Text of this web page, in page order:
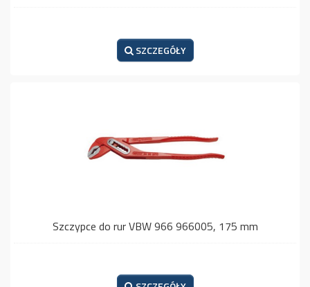
SZCZEGÓŁY
Szczypce do rur VBW 966 966005, 175 mm